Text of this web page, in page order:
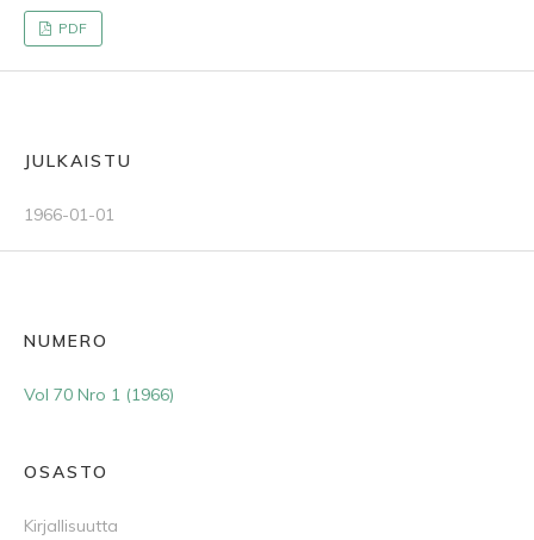
PDF
JULKAISTU
1966-01-01
NUMERO
Vol 70 Nro 1 (1966)
OSASTO
Kirjallisuutta